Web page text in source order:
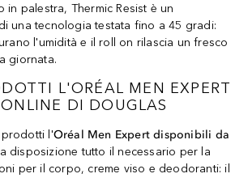
palestra, Thermic Resist è un
una tecnologia testata fino a 45 gradi:
l'umidità e il roll on rilascia un fresco
giornata.
L'ORÉAL MEN EXPERT
DI DOUGLAS
prodotti l'Oréal Men Expert disponibili da
disposizione tutto il necessario per la
per il corpo, creme viso e deodoranti: il